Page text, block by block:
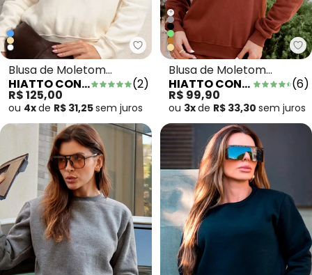
Hiatto Confecção - Blusa de
Blusa de Moletom
Feminino La Vita
Semplice Off
HIATTO CONFECÇÃO (2)
R$ 125,00
ou 4xde R$ 31,25sem juros
+
Blusa de Moletom
Peluciado Feminino
Marrom
HIATTO CONFECÇÃO (6)
R$ 99,90
ou 3xde R$ 33,30 sem juros